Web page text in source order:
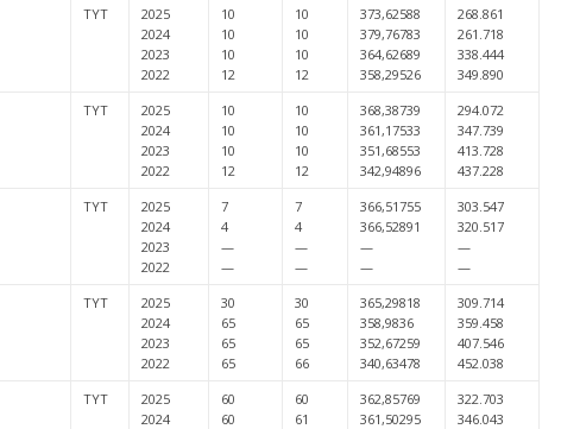
TYT
2025
2024
2023
2022
10
10
10
12
10
10
10
12
373,62588
379,76783
364,62689
358,29526
268.861
261.718
338.444
349.890
TYT
2025
2024
2023
2022
10
10
10
12
10
10
10
12
368,38739
361,17533
351,68553
342,94896
294.072
347.739
413.728
437.228
TYT
2025
2024
2023
2022
7
4
—
—
7
4
—
—
366,51755
366,52891
—
—
303.547
320.517
—
—
TYT
2025
2024
2023
2022
30
65
65
65
30
65
65
66
365,29818
358,9836
352,67259
340,63478
309.714
359.458
407.546
452.038
TYT
2025
2024
60
60
60
61
362,85769
361,50295
322.703
346.043